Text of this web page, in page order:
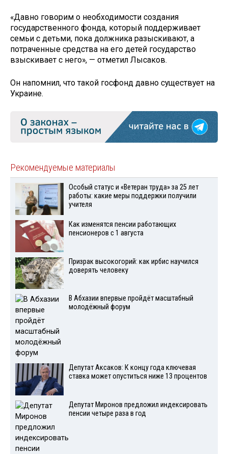
«Давно говорим о необходимости создания
государственного фонда, который поддерживает
семьи с детьми, пока должника разыскивают, а
потраченные средства на его детей государство
взыскивает с него», — отметил Лысаков.
Он напомнил, что такой госфонд давно существует на
Украине.
Рекомендуемые материалы
Особый статус и «Ветеран труда» за 25 лет
работы: какие меры поддержки получили
учителя
Как изменятся пенсии работающих
пенсионеров с 1 августа
Призрак высокогорий: как ирбис научился
доверять человеку
В Абхазии впервые пройдёт масштабный
молодёжный форум
Депутат Аксаков: К концу года ключевая
ставка может опуститься ниже 13 процентов
Депутат Миронов предложил индексировать
пенсии четыре раза в год